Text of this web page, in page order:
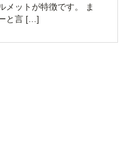
メットが特徴です。 ま
と言 […]